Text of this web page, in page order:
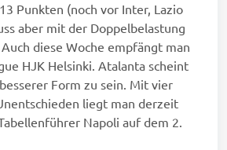
Punkten (noch vor Inter, Lazio
aber mit der Doppelbelastung
diese Woche empfängt man
HJK Helsinki. Atalanta scheint
Form zu sein. Mit vier
liegt man derzeit
Napoli auf dem 2.